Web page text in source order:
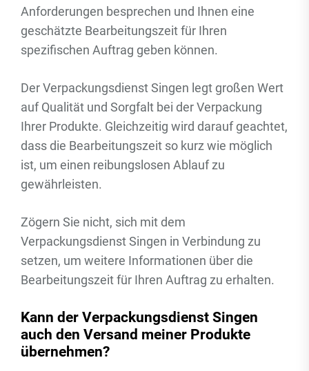
Anforderungen besprechen und Ihnen eine
geschätzte Bearbeitungszeit für Ihren
spezifischen Auftrag geben können.
Der Verpackungsdienst Singen legt großen Wert
auf Qualität und Sorgfalt bei der Verpackung
Ihrer Produkte. Gleichzeitig wird darauf geachtet,
dass die Bearbeitungszeit so kurz wie möglich
ist, um einen reibungslosen Ablauf zu
gewährleisten.
Zögern Sie nicht, sich mit dem
Verpackungsdienst Singen in Verbindung zu
setzen, um weitere Informationen über die
Bearbeitungszeit für Ihren Auftrag zu erhalten.
Kann der Verpackungsdienst Singen
auch den Versand meiner Produkte
übernehmen?